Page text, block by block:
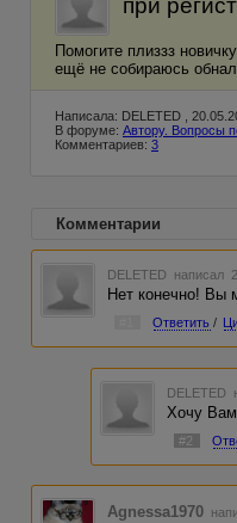
Помогите плиззз
ещё не собираюсь
Написала: DELETED ,
В форуме: Автору. Вопросы
Комментариев: 3
Комментарии
DELETED написал
Нет конечно! Вы
Ответить /
DELETED
Хочу Вам
#2
Agnessa1970